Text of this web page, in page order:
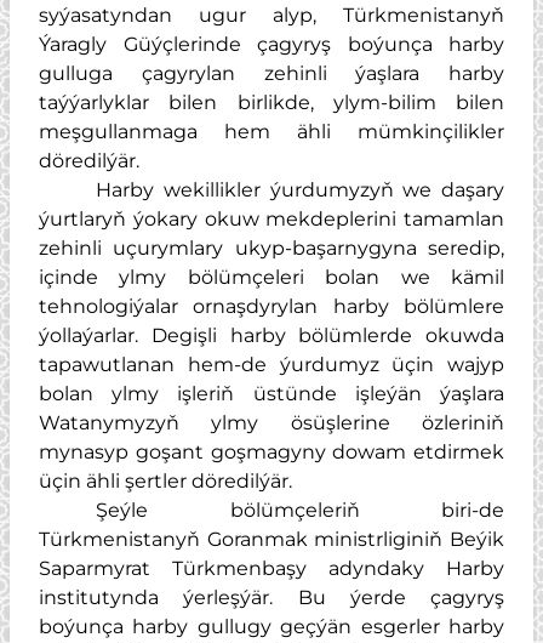
syýasatyndan ugur alyp, Türkmenistanyň
Ýaragly Güýçlerinde çagyryş boýunça harby
gulluga çagyrylan zehinli ýaşlara harby
taýýarlyklar bilen birlikde, ylym-bilim bilen
meşgullanmaga hem ähli mümkinçilikler
döredilýär.
Harby wekillikler ýurdumyzyň we daşary
ýurtlaryň ýokary okuw mekdeplerini tamamlan
zehinli uçurymlary ukyp-başarnygyna seredip,
içinde ylmy bölümçeleri bolan we kämil
tehnologiýalar ornaşdyrylan harby bölümlere
ýollaýarlar. Degişli harby bölümlerde okuwda
tapawutlanan hem-de ýurdumyz üçin wajyp
bolan ylmy işleriň üstünde işleýän ýaşlara
Watanymyzyň ylmy ösüşlerine özleriniň
mynasyp goşant goşmagyny dowam etdirmek
üçin ähli şertler döredilýär.
Şeýle bölümçeleriň biri-de
Türkmenistanyň Goranmak ministrliginiň Beýik
Saparmyrat Türkmenbaşy adyndaky Harby
institutynda ýerleşýär. Bu ýerde çagyryş
boýunça harby gullugy geçýän esgerler harby